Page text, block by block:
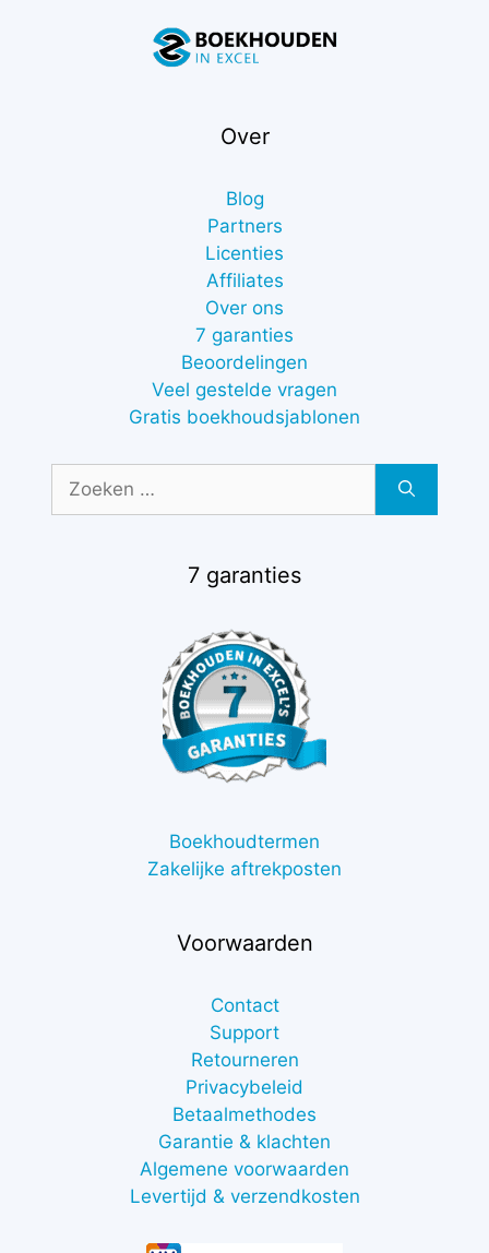
Over
Blog
Partners
Licenties
Affiliates
Over ons
7 garanties
Beoordelingen
Veel gestelde vragen
Gratis boekhoudsjablonen
naar:
7 garanties
Boekhoudtermen
Zakelijke aftrekposten
Voorwaarden
Contact
Support
Retourneren
Privacybeleid
Betaalmethodes
Garantie & klachten
Algemene voorwaarden
Levertijd & verzendkosten